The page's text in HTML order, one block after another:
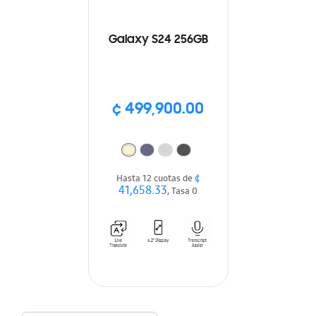
Galaxy S24 256GB
¢ 499,900.00
Hasta 12 cuotas de¢
41,658.33, Tasa 0